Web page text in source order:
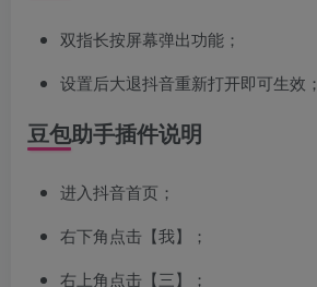
双指长按屏幕弹出功能；
设置后大退抖音重新打开即可生效；
豆包助手插件说明
进入抖音首页；
右下角点击【我】；
右上角点击【三】；